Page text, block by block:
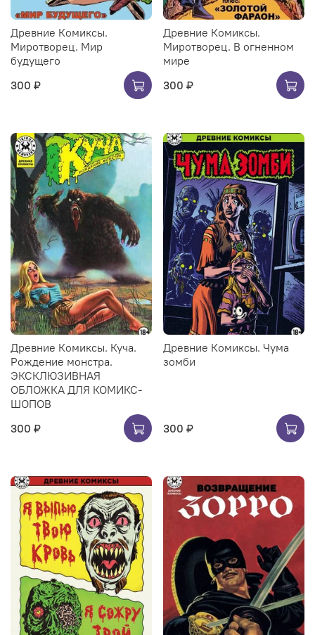
Древние Комиксы.
Миротворец. Мир
будущего
300 ₽
Древние Комиксы.
Миротворец. В огненном
мире
300 ₽
Древние Комиксы. Куча.
Рождение монстра.
ЭКСКЛЮЗИВНАЯ
ОБЛОЖКА ДЛЯ КОМИКС-
ШОПОВ
300 ₽
Древние Комиксы. Чума
зомби
300 ₽